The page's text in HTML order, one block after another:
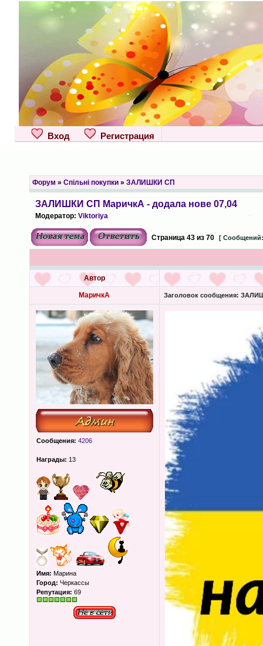
Вход Регистрация
Форум » Спільні покупки» ЗАЛИШКИ СП
ЗАЛИШКИ СП МаричкА - додала нове 07,04
Модератор: Viktoriya
Страница 43из 70 [
Автор
МаричкА Заголовок сообщения:
Сообщения: 4206
Награды: 13
Имя: Марина
Город: Черкассы
Репутация: 69